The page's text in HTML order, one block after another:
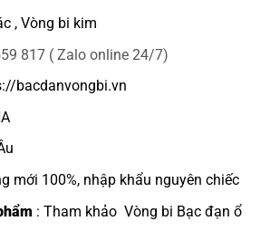
, Vòng bi kim
817 ( Zalo online 24/7)
bacdanvongbi.vn
mới 100%, nhập khẩu nguyên chiếc
: Tham khảo Vòng bi Bạc đạn ổ